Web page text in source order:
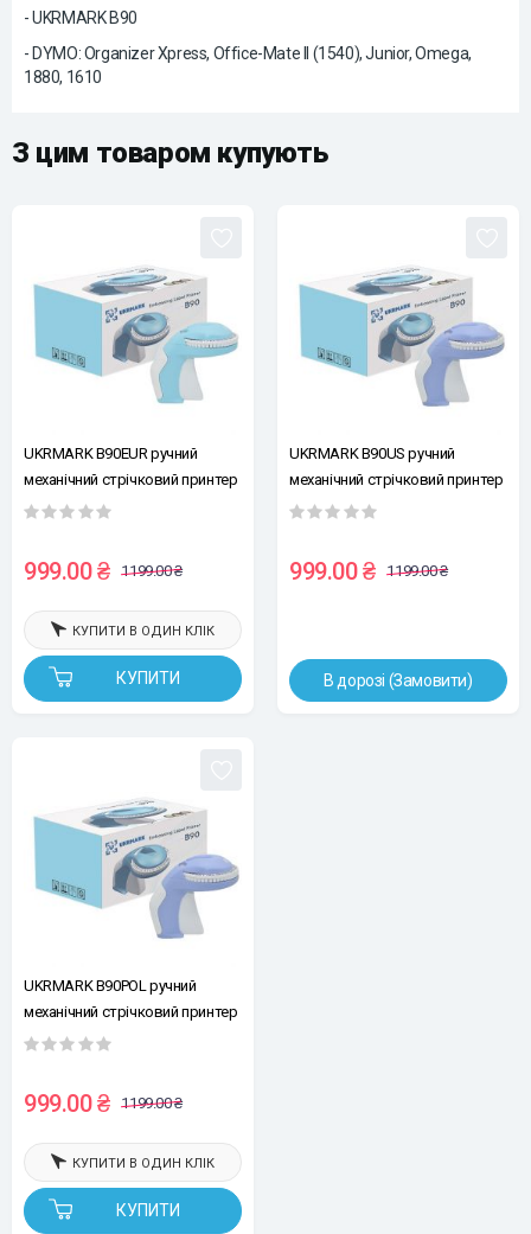
- UKRMARK B90
- DYMO: Organizer Xpress, Office-Mate II (1540), Junior, Omega,
1880, 1610
З цим товаром купують
UKRMARK B90EUR ручний
механічний стрічковий принтер
для маркування, 3D друк, набір
999.00 ₴ 1199.00 ₴
КУПИТИ
КУПИТИ В ОДИН КЛІК
UKRMARK B90US ручний
механічний стрічковий принтер
для маркування, 3D друк, набір
999.00 ₴ 1199.00 ₴
В дорозі (Замовити)
UKRMARK B90POL ручний
механічний стрічковий принтер
для маркування, 3D друк, набір
999.00 ₴ 1199.00 ₴
КУПИТИ
КУПИТИ В ОДИН КЛІК